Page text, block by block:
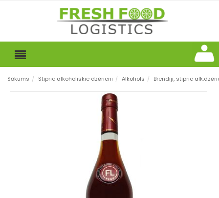
Sākums / Stiprie alkoholiskie dzērieni / Alkohols / Brendiji, stiprie